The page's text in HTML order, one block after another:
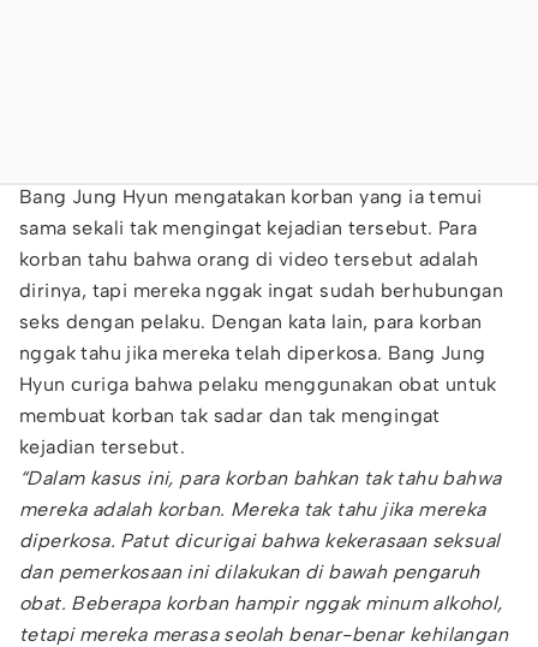
Bang Jung Hyun mengatakan korban yang ia temui
sama sekali tak mengingat kejadian tersebut. Para
korban tahu bahwa orang di video tersebut adalah
dirinya, tapi mereka nggak ingat sudah berhubungan
seks dengan pelaku. Dengan kata lain, para korban
nggak tahu jika mereka telah diperkosa. Bang Jung
Hyun curiga bahwa pelaku menggunakan obat untuk
membuat korban tak sadar dan tak mengingat
kejadian tersebut.
“Dalam kasus ini, para korban bahkan tak tahu bahwa
mereka adalah korban. Mereka tak tahu jika mereka
diperkosa. Patut dicurigai bahwa kekerasaan seksual
dan pemerkosaan ini dilakukan di bawah pengaruh
obat. Beberapa korban hampir nggak minum alkohol,
tetapi mereka merasa seolah benar-benar kehilangan